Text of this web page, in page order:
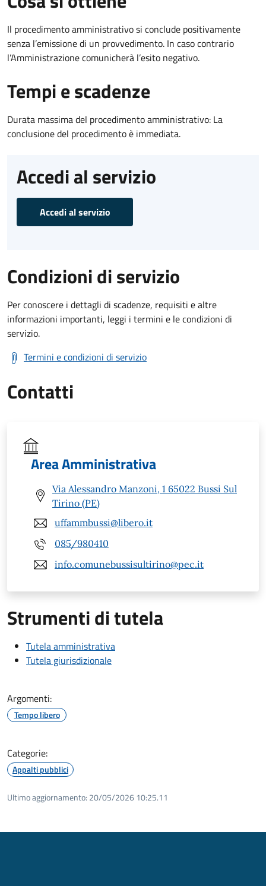
Il procedimento amministrativo si conclude positivamente
senza l’emissione di un provvedimento. In caso contrario
l’Amministrazione comunicherà l’esito negativo.
Tempi e scadenze
Durata massima del procedimento amministrativo: La
conclusione del procedimento è immediata.
Accedi al servizio
Accedi al servizio
Condizioni di servizio
Per conoscere i dettagli di scadenze, requisiti e altre
informazioni importanti, leggi i termini e le condizioni di
servizio.
Termini e condizioni di servizio
Contatti
Area Amministrativa
Via Alessandro Manzoni, 1 65022 Bussi Sul
Tirino (PE)
uffammbussi@libero.it
085/980410
info.comunebussisultirino@pec.it
Strumenti di tutela
Tutela amministrativa
Tutela giurisdizionale
Argomenti:
Tempo libero
Categorie:
Appalti pubblici
Ultimo aggiornamento: 20/05/2026 10:25.11